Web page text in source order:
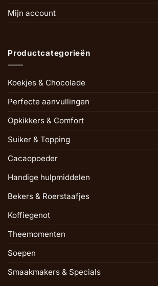
Mijn account
Productcategorieën
Koekjes & Chocolade
Perfecte aanvullingen
Opkikkers & Comfort
Suiker & Topping
Cacaopoeder
Handige hulpmiddelen
Bekers & Roerstaafjes
Koffiegenot
Theemomenten
Soepen
Smaakmakers & Specials